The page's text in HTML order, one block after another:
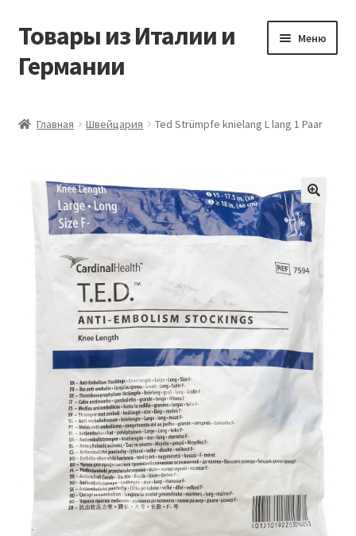
Перейти
навигации
Перейти
содержимому
Товары из Италии и
Германии
Меню
Заказать товары из Европы
Контакты
Мой аккаунт
Оставить отзыв
Оформление заказа
Подтверждение заказа
Скидки
Сотрудничество
Главная Швейцария Ted Strümpfe knielang L lang 1 Paar
🔍